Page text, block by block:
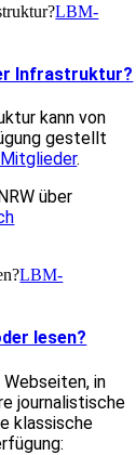
LBM-
Infrastruktur?
kann von
gestellt
.
über
LBM-
lesen?
in
journalistische
klassische